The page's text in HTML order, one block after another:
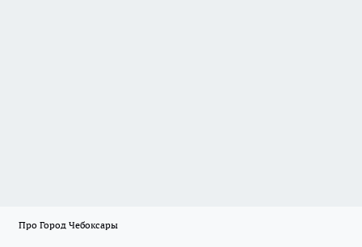
Про Город Чебоксары